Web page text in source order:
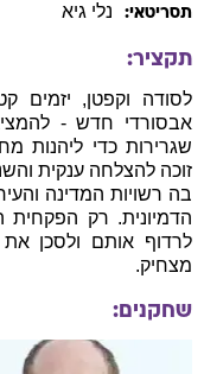
תסריטאי: נלי גיא
תקציר:
לסודה וקפטן, יזמים
אבסורדי חדש -
שגרירות כדי ליהנות
זוכה להצלחה ענקית
בה רשויות המדינה
הדמיונית. רק
לרדוף אותם ולסכן
מצחיק.
שחקנים: